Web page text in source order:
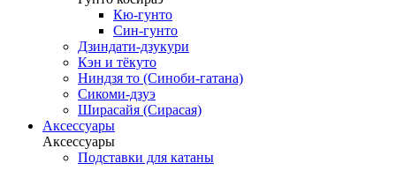
Кю-гунто
Син-гунто
Дзиндати-дзукури
Кэн и тёкуто
Ниндзя то (Синоби-гатана)
Сикоми-дзуэ
Ширасайя (Сирасая)
Аксессуары
Аксессуары
Подставки для катаны